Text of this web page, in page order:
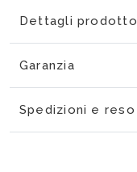
Dettagli prodotto
Garanzia
Spedizioni e reso